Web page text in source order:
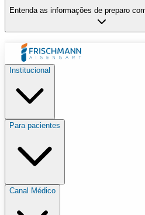
Entenda as informações de preparo
Institucional
Para pacientes
Canal Médico